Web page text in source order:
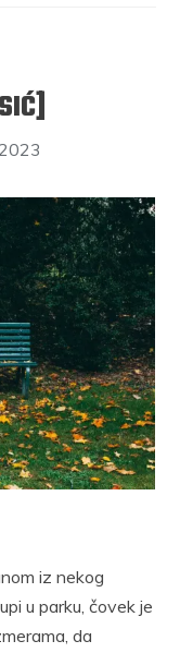
iz nekog
u parku, čovek je
da